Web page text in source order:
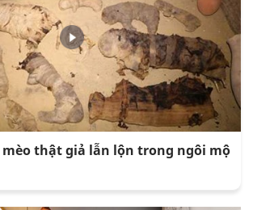
mèo thật giả lẫn lộn trong ngôi mộ